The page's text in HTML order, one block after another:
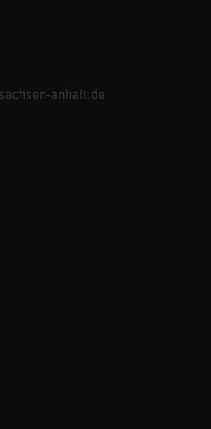
anhalt.de